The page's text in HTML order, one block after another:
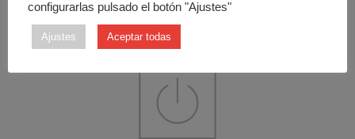
configurarlas pulsado el botón "Ajustes"
Ajustes Aceptar todas